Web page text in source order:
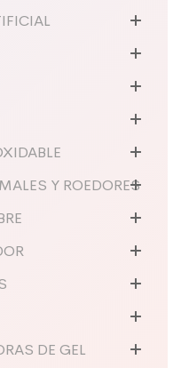
Y ROEDORES
DE GEL